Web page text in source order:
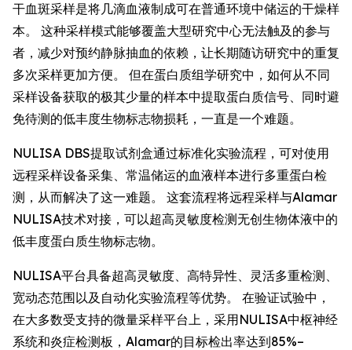
干血斑采样是将几滴血液制成可在普通环境中储运的干燥样
本。 这种采样模式能够覆盖大型研究中心无法触及的参与
者，减少对预约静脉抽血的依赖，让长期随访研究中的重复
多次采样更加方便。 但在蛋白质组学研究中，如何从不同
采样设备获取的极其少量的样本中提取蛋白质信号、同时避
免待测的低丰度生物标志物损耗，一直是一个难题。
NULISA DBS提取试剂盒通过标准化实验流程，可对使用
远程采样设备采集、常温储运的血液样本进行多重蛋白检
测，从而解决了这一难题。 这套流程将远程采样与Alamar
NULISA技术对接，可以超高灵敏度检测无创生物体液中的
低丰度蛋白质生物标志物。
NULISA平台具备超高灵敏度、高特异性、灵活多重检测、
宽动态范围以及自动化实验流程等优势。 在验证试验中，
在大多数受支持的微量采样平台上，采用NULISA中枢神经
系统和炎症检测板，Alamar的目标检出率达到85%–